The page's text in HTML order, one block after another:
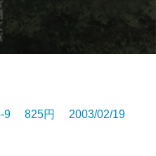
9 825円 2003/02/19